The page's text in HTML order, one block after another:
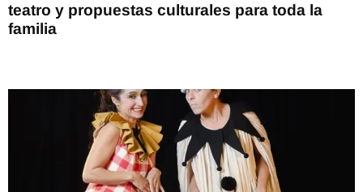
teatro y propuestas culturales para toda la
familia